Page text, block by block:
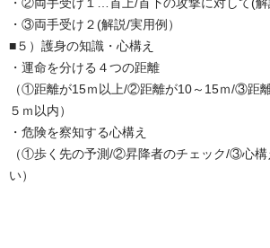
・③両手受け２(解説/実用例）
■５）護身の知識・心構え
・運命を分ける４つの距離
（①距離が15ｍ以上/②距離が10～15ｍ/③距
５ｍ以内）
・危険を察知する心構え
（①歩く先の予測/②昇降者のチェック/③心構
い）